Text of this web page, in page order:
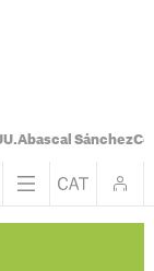
Abascal Sánchez